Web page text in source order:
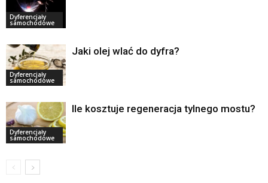
Dyferencjały
samochodowe
Dyferencjały
samochodowe
Jaki olej wlać do dyfra?
Dyferencjały
samochodowe
Ile kosztuje regeneracja tylnego mostu?